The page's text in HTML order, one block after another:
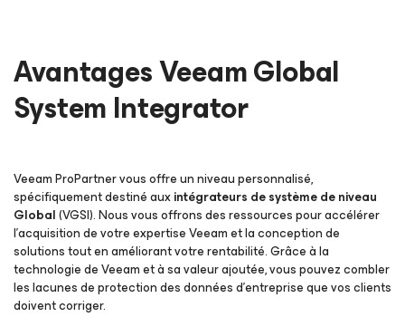
Avantages Veeam Global
System Integrator
Veeam ProPartner vous offre un niveau personnalisé,
spécifiquement destiné auxintégrateurs de système de niveau
Global(VGSI). Nous vous offrons des ressources pour accélérer
l’acquisition de votre expertise Veeam et la conception de
solutions tout en améliorant votre rentabilité. Grâce à la
technologie de Veeam et à sa valeur ajoutée, vous pouvez combler
les lacunes de protection des données d’entreprise que vos clients
doivent corriger.